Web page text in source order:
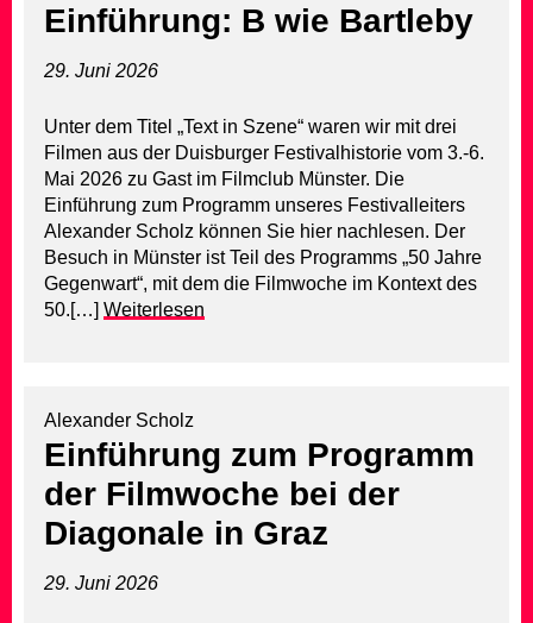
Einführung: B wie Bartleby
29. Juni 2026
Unter dem Titel „Text in Szene“ waren wir mit drei
Filmen aus der Duisburger Festivalhistorie vom 3.-6.
Mai 2026 zu Gast im Filmclub Münster. Die
Einführung zum Programm unseres Festivalleiters
Alexander Scholz können Sie hier nachlesen. Der
Besuch in Münster ist Teil des Programms „50 Jahre
Gegenwart“, mit dem die Filmwoche im Kontext des
50.[…] Weiterlesen
Alexander Scholz
Einführung zum Programm
der Filmwoche bei der
Diagonale in Graz
29. Juni 2026